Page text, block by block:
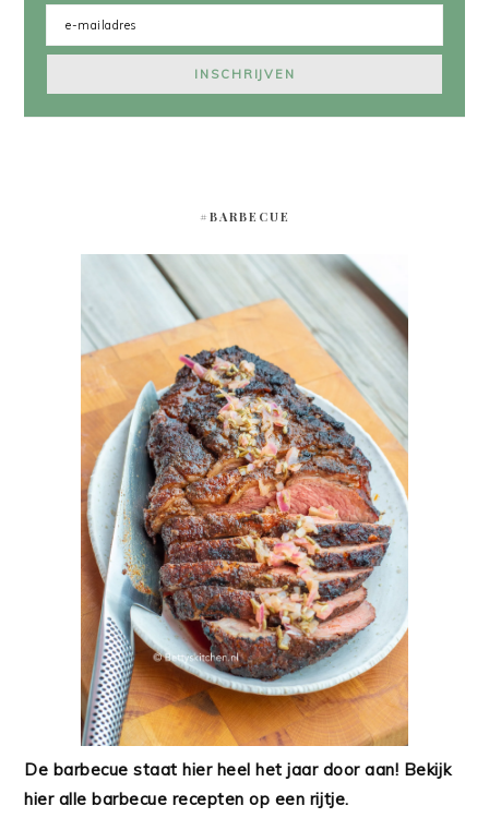
#BARBECUE
De barbecue staat hier heel het jaar door aan! Bekijk
hier alle barbecue recepten op een rijtje.